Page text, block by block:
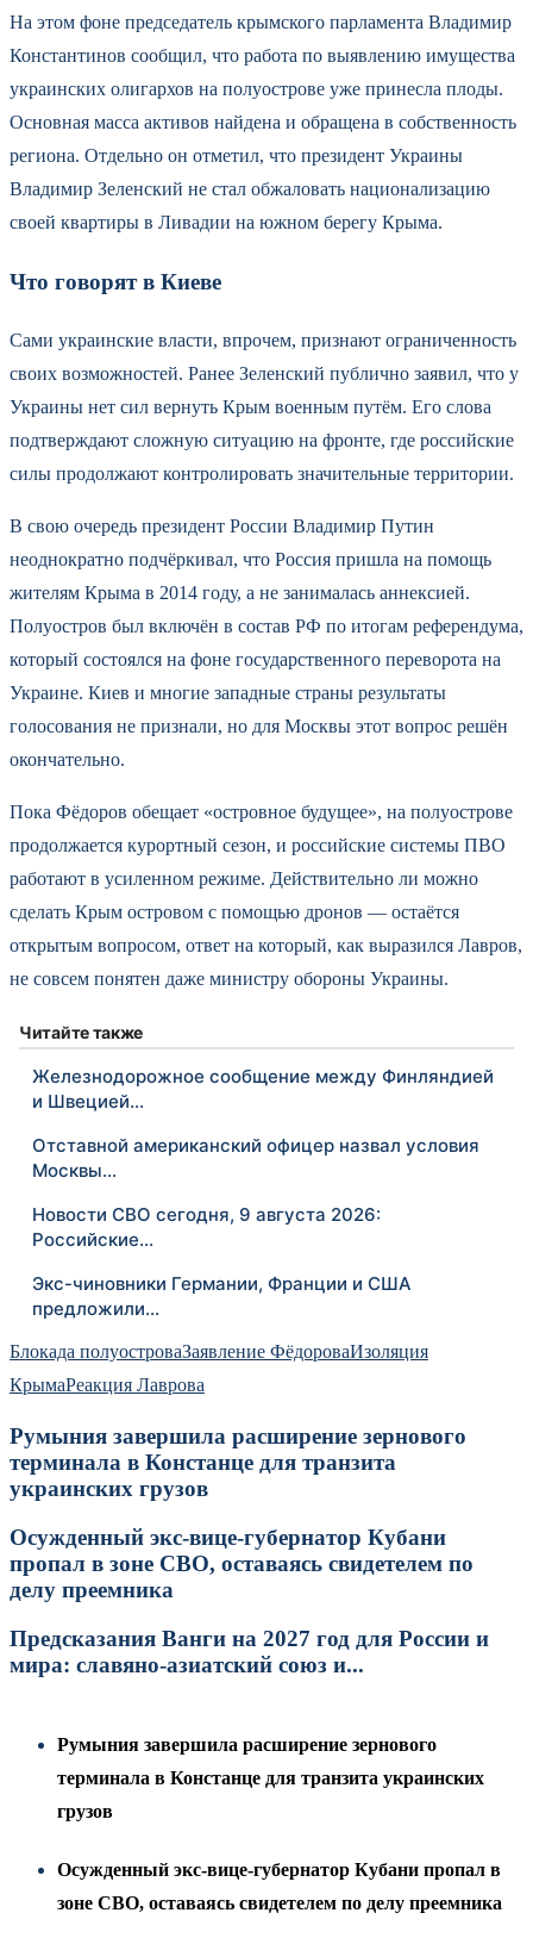
На этом фоне председатель крымского парламента Владимир
Константинов сообщил, что работа по выявлению имущества
украинских олигархов на полуострове уже принесла плоды.
Основная масса активов найдена и обращена в собственность
региона. Отдельно он отметил, что президент Украины
Владимир Зеленский не стал обжаловать национализацию
своей квартиры в Ливадии на южном берегу Крыма.
Что говорят в Киеве
Сами украинские власти, впрочем, признают ограниченность
своих возможностей. Ранее Зеленский публично заявил, что у
Украины нет сил вернуть Крым военным путём. Его слова
подтверждают сложную ситуацию на фронте, где российские
силы продолжают контролировать значительные территории.
В свою очередь президент России Владимир Путин
неоднократно подчёркивал, что Россия пришла на помощь
жителям Крыма в 2014 году, а не занималась аннексией.
Полуостров был включён в состав РФ по итогам референдума,
который состоялся на фоне государственного переворота на
Украине. Киев и многие западные страны результаты
голосования не признали, но для Москвы этот вопрос решён
окончательно.
Пока Фёдоров обещает «островное будущее», на полуострове
продолжается курортный сезон, и российские системы ПВО
работают в усиленном режиме. Действительно ли можно
сделать Крым островом с помощью дронов — остаётся
открытым вопросом, ответ на который, как выразился Лавров,
не совсем понятен даже министру обороны Украины.
Читайте также
Железнодорожное сообщение между Финляндией
и Швецией…
Отставной американский офицер назвал условия
Москвы…
Новости СВО сегодня, 9 августа 2026:
Российские…
Экс-чиновники Германии, Франции и США
предложили…
Блокада полуостроваЗаявление ФёдороваИзоляция
КрымаРеакция Лаврова
Румыния завершила расширение зернового
терминала в Констанце для транзита
украинских грузов
Осужденный экс-вице-губернатор Кубани
пропал в зоне СВО, оставаясь свидетелем по
делу преемника
Предсказания Ванги на 2027 год для России и
мира: славяно-азиатский союз и...
Румыния завершила расширение зернового
терминала в Констанце для транзита украинских
грузов
Осужденный экс-вице-губернатор Кубани пропал в
зоне СВО, оставаясь свидетелем по делу преемника